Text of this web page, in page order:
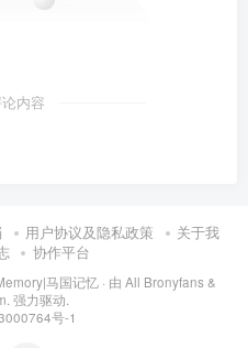
内容
用户协议及隐私政策
关于我
协作平台
马国记忆 · 由 All Bronyfans &
强力驱动.
号-1